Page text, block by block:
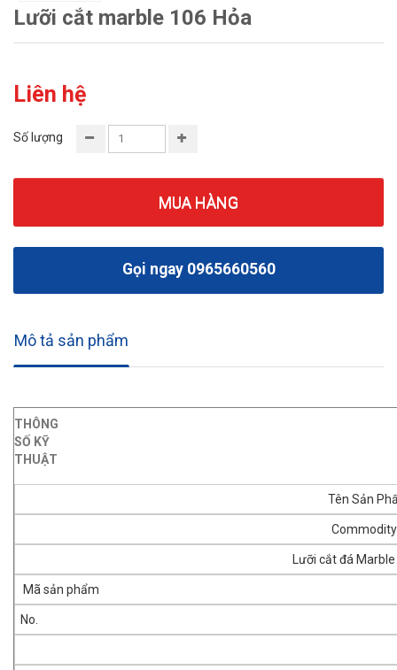
Lưỡi cắt marble 106 Hỏa
Liên hệ
Số lượng
MUA HÀNG
Gọi ngay 0965660560
Mô tả sản phẩm
THÔNG
SỐ KỸ
THUẬT
Tên Sản
Lưỡi cắt đá
Mã sản phẩm
No.